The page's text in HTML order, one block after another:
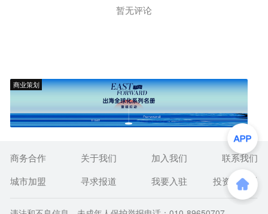
暂无评论
商业策划
商务合作 关于我们 加入我们
联系我们
城市加盟
寻求报道 我要入驻 投资者关系